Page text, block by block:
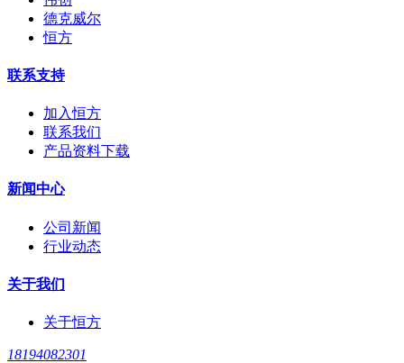
德克威尔
恒方
联系支持
加入恒方
联系我们
产品资料下载
新闻中心
公司新闻
行业动态
关于我们
关于恒方
18194082301